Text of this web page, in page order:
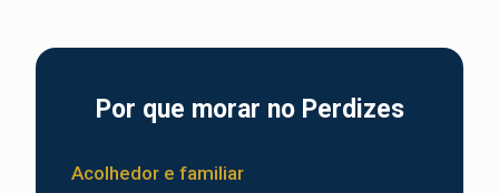
Por que morar no Perdizes
Acolhedor e familiar